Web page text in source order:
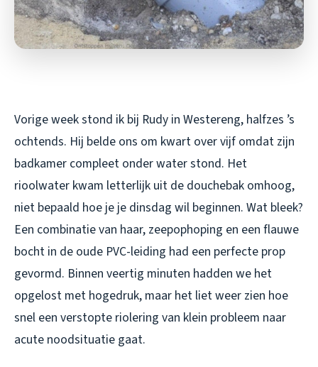
Vorige week stond ik bij Rudy in Westereng, halfzes ’s
ochtends. Hij belde ons om kwart over vijf omdat zijn
badkamer compleet onder water stond. Het
rioolwater kwam letterlijk uit de douchebak omhoog,
niet bepaald hoe je je dinsdag wil beginnen. Wat bleek?
Een combinatie van haar, zeepophoping en een flauwe
bocht in de oude PVC-leiding had een perfecte prop
gevormd. Binnen veertig minuten hadden we het
opgelost met hogedruk, maar het liet weer zien hoe
snel een verstopte riolering van klein probleem naar
acute noodsituatie gaat.